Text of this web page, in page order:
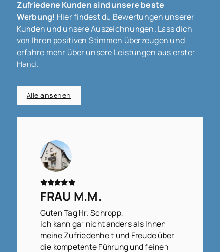
Zufriedene Kunden sind unsere beste
Werbung! Hier findest du Bewertungen unserer
Kunden und unsere Auszeichnungen. Lass dich
von Ihren positiven Stimmen überzeugen und
erfahre mehr über unsere Leistungen aus erster
Hand.
Alle ansehen
FRAU M.M.
Guten Tag Hr. Schropp,
ich kann gar nicht anders als Ihnen
meine Zufriedenheit und Freude über
die kompetente Führung und feinen